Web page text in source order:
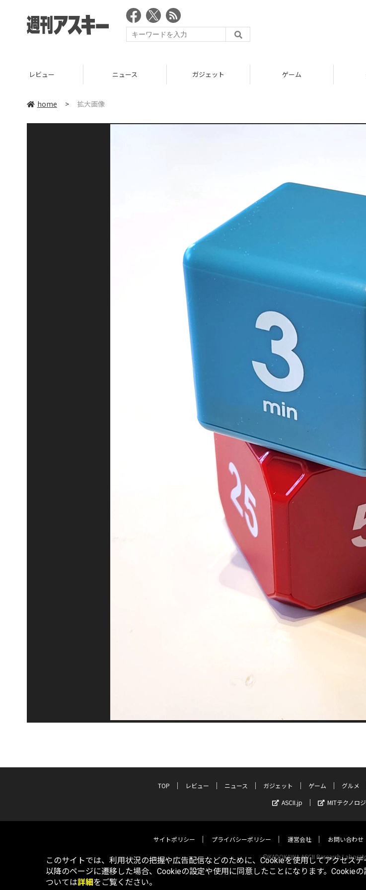
レビュー ニュース ガジェット ゲーム
home > 拡大画像
TOP レビュー ニュース ガジェット ゲーム グルメ
ASCII.jp
MITテクノロ
サイトポリシー プライバシーポリシー 運営会社 お問い合わせ
©KADOKAWA ASCII Research
このサイトでは、利用状況の把握や広告配信などのために、Cookieを使用してアクセス
以降のページに遷移した場合、Cookieの設定や使用に同意したことになります。Cookie
ついては詳細をご覧ください。